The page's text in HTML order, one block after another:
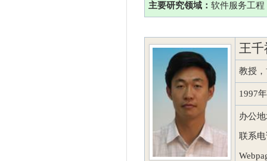
主要研究领域： 软件服务工
王千
教授
1997
办公
联系